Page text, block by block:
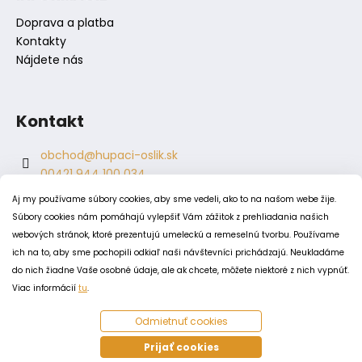
Aj my používame súbory cookies, aby sme vedeli, ako to na našom webe žije.
Súbory cookies nám pomáhajú vylepšiť Vám zážitok z prehliadania našich
webových stránok, ktoré prezentujú umeleckú a remeselnú tvorbu. Používame
ich na to, aby sme pochopili odkiaľ naši návštevníci prichádzajú. Neukladáme
do nich žiadne Vaše osobné údaje, ale ak chcete, môžete niektoré z nich vypnúť.
Viac informácií tu.
Odmietnuť cookies
Prijať cookies
Doprava a platba
Kontakty
Nájdete nás
Kontakt
obchod@hupaci-oslik.sk
00421 944 100 034
00421 944 904 704
hupaci.oslik
dagmar.juricova
PODMIENKY
Odstúpenie od zmluvy
Zásady spracovania a ochrany osobných údajov